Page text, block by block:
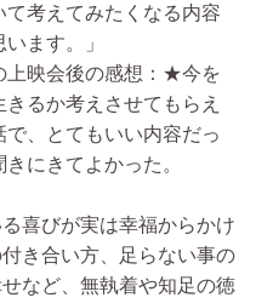
て考えてみたくなる内容
ます。」
上映会後の感想：★今を
きるか考えさせてもらえ
で、とてもいい内容だっ
きにきてよかった。
喜びが実は幸福からかけ
き合い方、足らない事の
など、無執着や知足の徳